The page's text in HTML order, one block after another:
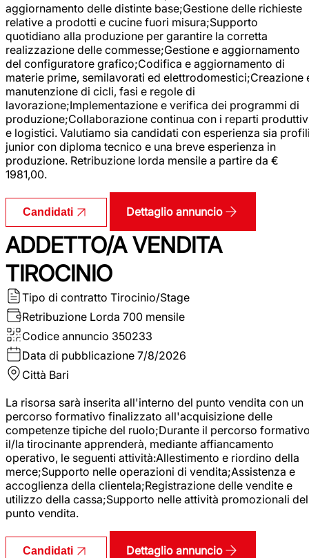
aggiornamento delle distinte base;Gestione delle richieste
relative a prodotti e cucine fuori misura;Supporto
quotidiano alla produzione per garantire la corretta
realizzazione delle commesse;Gestione e aggiornamento
del configuratore grafico;Codifica e aggiornamento di
materie prime, semilavorati ed elettrodomestici;Creazione
manutenzione di cicli, fasi e regole di
lavorazione;Implementazione e verifica dei programmi di
produzione;Collaborazione continua con i reparti
e logistici. Valutiamo sia candidati con esperienza sia
junior con diploma tecnico e una breve esperienza in
produzione. Retribuzione lorda mensile a partire da €
1981,00.
Candidati Dettaglio annuncio
ADDETTO/A VENDITA
TIROCINIO
Tipo di contratto Tirocinio/Stage
Retribuzione Lorda 700 mensile
Codice annuncio 350233
Data di pubblicazione 7/8/2026
Città Bari
La risorsa sarà inserita all'interno del punto vendita con un
percorso formativo finalizzato all'acquisizione delle
competenze tipiche del ruolo;Durante il percorso
il/la tirocinante apprenderà, mediante affiancamento
operativo, le seguenti attività:Allestimento e riordino della
merce;Supporto nelle operazioni di vendita;Assistenza e
accoglienza della clientela;Registrazione delle vendite e
utilizzo della cassa;Supporto nelle attività promozionali del
punto vendita.
Candidati Dettaglio annuncio